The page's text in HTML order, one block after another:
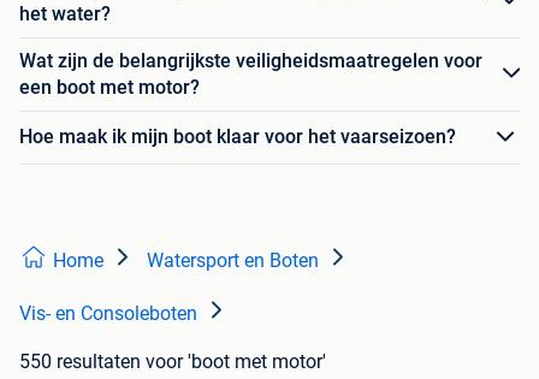
het water?
Wat zijn de belangrijkste veiligheidsmaatregelen voor
een boot met motor?
Hoe maak ik mijn boot klaar voor het vaarseizoen?
Home Watersport en Boten
Vis- en Consoleboten
550 resultaten voor 'boot met motor'